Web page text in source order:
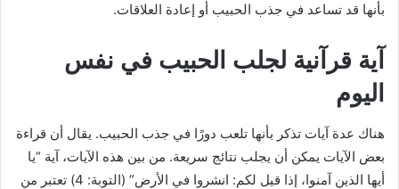
بأنها قد تساعد في جذب الحبيب أو إعادة العلاقات.
آية قرآنية لجلب الحبيب في نفس
اليوم
هناك عدة آيات تذكر بأنها تلعب دورًا في جذب الحبيب. يقال أن قراءة
بعض الآيات يمكن أن يجلب نتائج سريعة. من بين هذه الآيات، آية “يا
أيها الذين آمنوا، إذا قيل لكم: انشروا في الأرض” (التوبة: 4) تعتبر من